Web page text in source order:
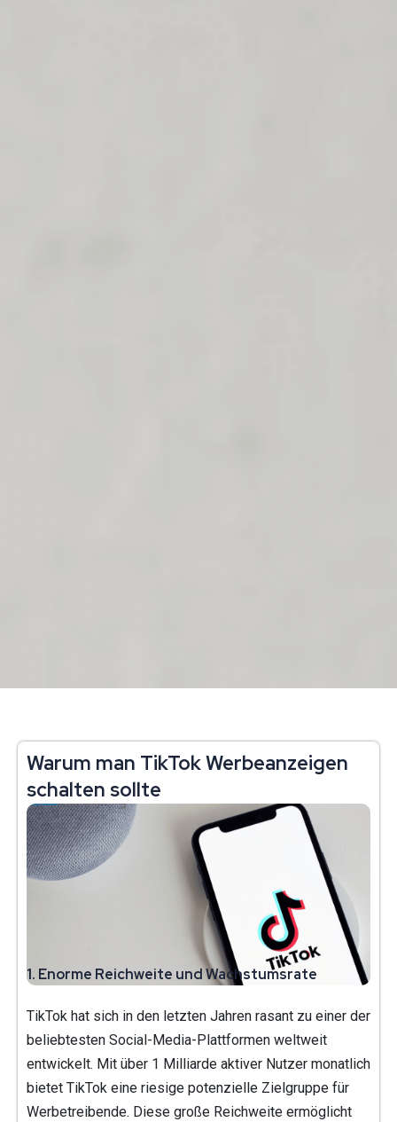
Warum man TikTok Werbeanzeigen
schalten sollte
1. Enorme Reichweite und Wachstumsrate
TikTok hat sich in den letzten Jahren rasant zu einer der
beliebtesten Social-Media-Plattformen weltweit
entwickelt. Mit über 1 Milliarde aktiver Nutzer monatlich
bietet TikTok eine riesige potenzielle Zielgruppe für
Werbetreibende. Diese große Reichweite ermöglicht